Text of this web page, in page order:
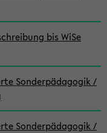
bis WiSe
Sonderpädagogik /
Sonderpädagogik /